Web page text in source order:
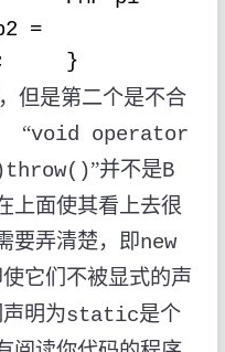
=
}
但是第二个是不合
“void operator
”并不是B
上面使其看上去很
要弄清楚，即new
它们不被显式的声
明为static是个